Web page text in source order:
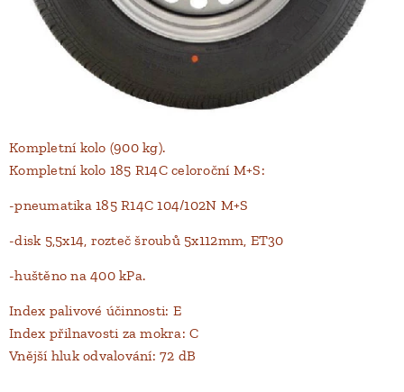
Kompletní kolo (900 kg).
Kompletní kolo 185 R14C celoroční M+S:
-pneumatika 185 R14C 104/102N M+S
-disk 5,5x14, rozteč šroubů 5x112mm, ET30
-huštěno na 400 kPa.
Index palivové účinnosti: E
Index přilnavosti za mokra: C
Vnější hluk odvalování: 72 dB